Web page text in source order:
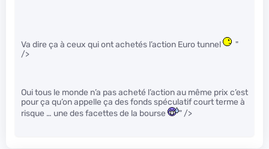
Va dire ça à ceux qui ont achetés l’action Euro tunnel
"
/>
Oui tous le monde n’a pas acheté l’action au même prix c’est
pour ça qu’on appelle ça des fonds spéculatif court terme à
risque … une des facettes de la bourse
" />